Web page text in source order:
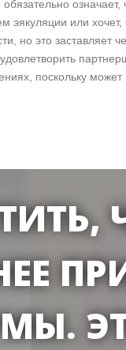
обязательно
эякуляции или
но это заставляет
поскольку может